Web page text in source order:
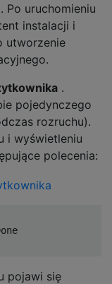
Po uruchomieniu
instalacji i
utworzenie
.
pojedynczego
rozruchu).
i wyświetleniu
polecenia:
pojawi się